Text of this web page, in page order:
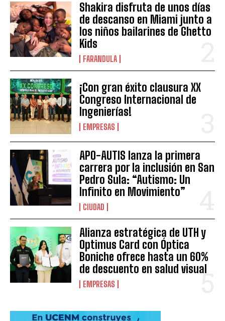
Shakira disfruta de unos días
de descanso en Miami junto a
los niños bailarines de Ghetto
Kids
FARANDULA
¡Con gran éxito clausura XX
Congreso Internacional de
Ingenierías!
EMPRESAS
APO-AUTIS lanza la primera
carrera por la inclusión en San
Pedro Sula: “Autismo: Un
Infinito en Movimiento”
CIUDAD
Alianza estratégica de UTH y
Optimus Card con Óptica
Boniche ofrece hasta un 60%
de descuento en salud visual
EMPRESAS